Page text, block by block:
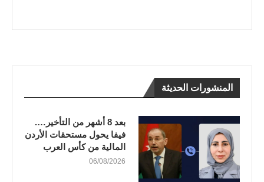
المنشورات الحديثة
بعد 8 أشهر من التأخير….
فيفا يحول مستحقات الأردن
المالية من كأس العرب
06/08/2026